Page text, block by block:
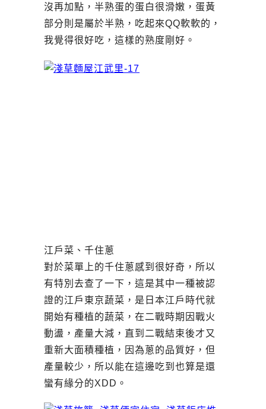
沒再加點，半熟蛋的蛋白很滑嫩，蛋黃
部分則是屬於半熟，吃起來QQ軟軟的，
我覺得很好吃，這樣的熟度剛好。
江戶菜、千住蔥
對於菜單上的千住蔥感到很好奇，所以
有特別去查了一下，這是其中一種被認
證的江戶東京蔬菜，是日本江戶時代就
開始有種植的蔬菜，在二戰時期因戰火
動盪，產量大減，直到二戰結束後才又
重新大面積種植，因為蔥的品質好，但
產量較少，所以能在這邊吃到也算是還
蠻有緣分的XDD。